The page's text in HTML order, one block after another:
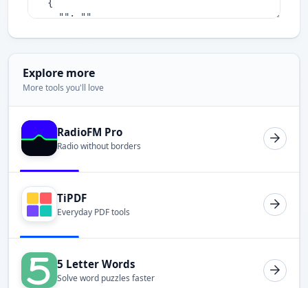
Explore more
More tools you'll love
RadioFM Pro
Radio without borders
TiPDF
Everyday PDF tools
5 Letter Words
Solve word puzzles faster